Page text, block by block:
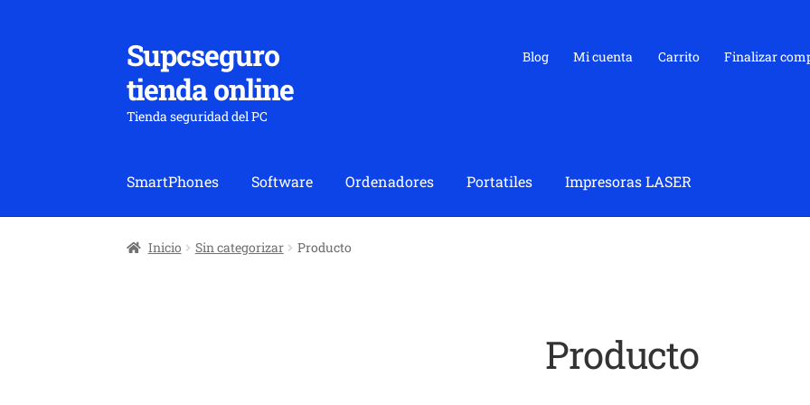
Ir
a
la
navegación
Ir
al
contenido
Supcseguro
tienda online
Tienda seguridad del PC
Blog Mi cuenta Carrito Finalizar
SmartPhones Software Ordenadores Portatiles Impresoras LASER
Inicio Sin categorizar Producto
Producto